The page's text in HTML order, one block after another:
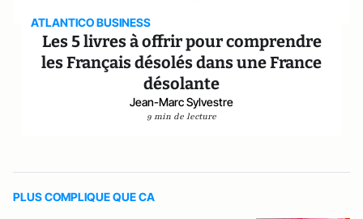
ATLANTICO BUSINESS
Les 5 livres à offrir pour comprendre
les Français désolés dans une France
désolante
Jean-Marc Sylvestre
9 min de lecture
PLUS COMPLIQUE QUE CA